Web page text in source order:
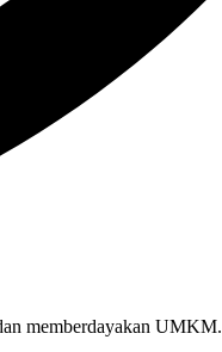
memberdayakan UMKM.